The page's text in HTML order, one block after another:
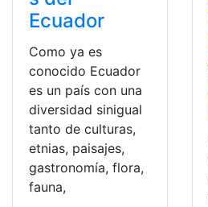
Ecuador
Como ya es
conocido Ecuador
es un país con una
diversidad sinigual
tanto de culturas,
etnias, paisajes,
gastronomía, flora,
fauna,